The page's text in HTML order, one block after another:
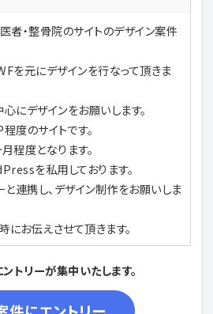
者・整骨院のサイトのデザイン案件
を元にデザインを行なって頂きま
にデザインをお願いします。
度のサイトです。
程度となります。
を私用しております。
と連携し、デザイン制作をお願いしま
お伝えさせて頂きます。
トリーが集中いたします。